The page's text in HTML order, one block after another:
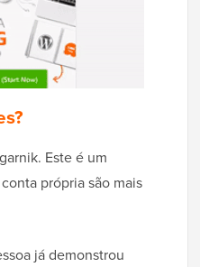
Este é um
própria são mais
já demonstrou